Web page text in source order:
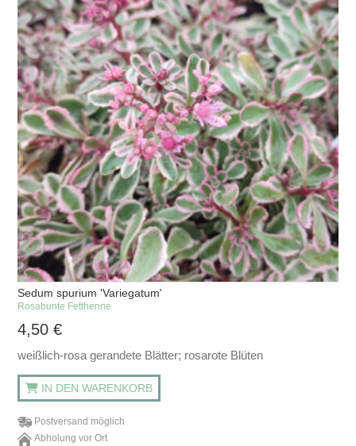
Sedum spurium 'Variegatum'
Rosabunte Fetthenne
4,50€
weißlich-rosa gerandete Blätter; rosarote Blüten
IN DEN WARENKORB
Postversand möglich
Abholung vor Ort